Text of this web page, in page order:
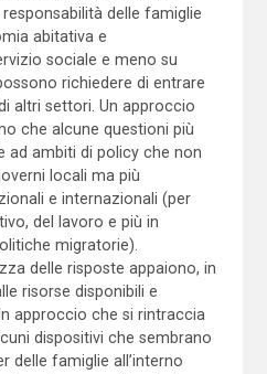
delle famiglie
abitativa e
sociale e meno su
richiedere di entrare
altri settori. Un approccio
che alcune questioni più
ad ambiti di policy che non
locali ma più
e internazionali (per
del lavoro e più in
migratorie).
delle risposte appaiono, in
risorse disponibili e
approccio che si rintraccia
dispositivi che sembrano
delle famiglie all’interno